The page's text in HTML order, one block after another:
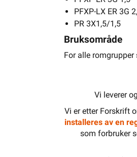
PFXP-LX ER 3G
PR 3X1,5/1,5
Bruksområde
For alle
Vi leverer
Vi er etter Forskrift
installeres av en
som forbruker